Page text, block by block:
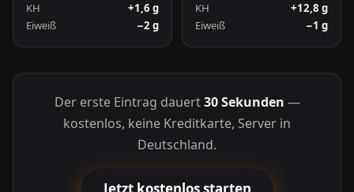
KH
+1,6 g
Eiweiß
−2 g
KH
+12,8 g
Eiweiß
−1 g
Der erste Eintrag dauert30 Sekunden —
kostenlos, keine Kreditkarte, Server in
Deutschland.